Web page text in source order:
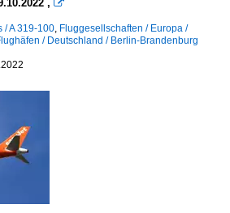
, 
/ A 319-100, Fluggesellschaften / Europa /
/ Deutschland / Berlin-Brandenburg